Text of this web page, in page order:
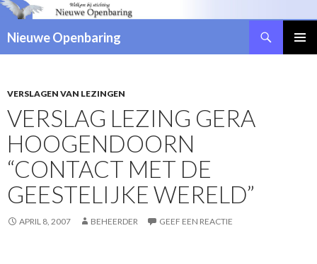
Nieuwe Openbaring
SPRINGEN
VERSLAGEN VAN LEZINGEN
VERSLAG LEZING GERA
HOOGENDOORN
“CONTACT MET DE
GEESTELIJKE WERELD”
APRIL 8, 2007 BEHEERDER GEEF EEN REACTIE